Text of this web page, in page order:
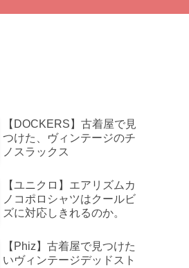
【DOCKERS】古着屋で見
つけた、ヴィンテージのチ
ノスラックス
【ユニクロ】エアリズムカ
ノコポロシャツはクールビ
ズに対応しきれるのか。
【Phiz】古着屋で見つけた
いヴィンテージデッドスト